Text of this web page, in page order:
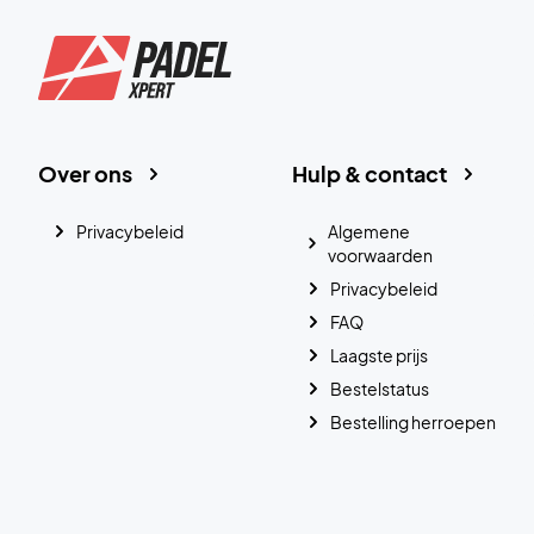
Hulp & contact
Algemene
voorwaarden
Privacybeleid
FAQ
Laagste prijs
Bestelstatus
Bestelling herroepen
Over ons
Privacybeleid